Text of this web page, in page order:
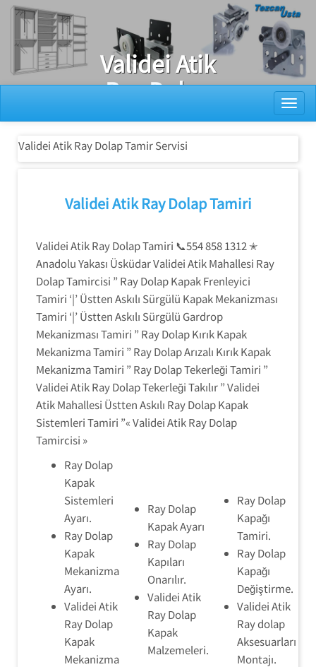
Ray Dolap Tamiri
Validei Atik
Ray Dolap
Tamir Servisi
Validei Atik Ray Dolap Tamir Servisi
Validei Atik Ray Dolap Tamiri
Validei Atik Ray Dolap Tamiri 📞554 858 1312 ✭
Anadolu Yakası Üsküdar Validei Atik Mahallesi Ray
Dolap Tamircisi ” Ray Dolap Kapak Frenleyici
Tamiri ‘|’ Üstten Askılı Sürgülü Kapak Mekanizması
Tamiri ‘|’ Üstten Askılı Sürgülü Gardrop
Mekanizması Tamiri ” Ray Dolap Kırık Kapak
Mekanizma Tamiri ” Ray Dolap Arızalı Kırık Kapak
Mekanizma Tamiri ” Ray Dolap Tekerleği Tamiri ”
Validei Atik Ray Dolap Tekerleği Takılır ” Validei
Atik Mahallesi Üstten Askılı Ray Dolap Kapak
Sistemleri Tamiri ”« Validei Atik Ray Dolap
Tamircisi »
Ray Dolap
Kapak
Sistemleri
Ayarı.
Ray Dolap
Kapak
Mekanizma
Ayarı.
Validei Atik
Ray Dolap
Kapak
Mekanizma
Ray Dolap
Kapak Ayarı
Ray Dolap
Kapıları
Onarılır.
Validei Atik
Ray Dolap
Kapak
Malzemeleri.
Ray Dolap
Kapağı
Tamiri.
Ray Dolap
Kapağı
Değiştirme.
Validei Atik
Ray dolap
Aksesuarları
Montajı.